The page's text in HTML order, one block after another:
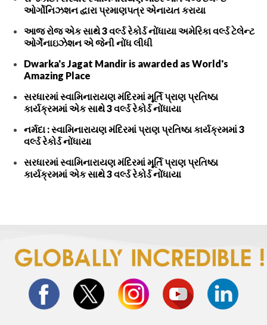
ઓર્ગોનિઝશન દ્વારા પ્રમાણપત્ર એનાયત કરાયા
આજ રોજ એક સાથે 3 વર્લ્ડ રેકોર્ડ નોંધાયા અમેરિકા વર્લ્ડ ટેલેન્ટ
ઓર્ગેનાઇઝેશન એ જેની નોંધ લીધી
Dwarka's Jagat Mandir is awarded as World's
Amazing Place
સરધારમાં સ્વામિનારાયણ મંદિરમાં મૂર્તિ પ્રાણ પ્રતિષ્ઠા
કાર્યક્રમમાં એક સાથે 3 વર્લ્ડ રેકોર્ડ નોંધાયા
નર્મદા : સ્વામિનારાયણ મંદિરમાં પ્રાણ પ્રતિષ્ઠા કાર્યક્રમમાં 3
વર્લ્ડ રેકોર્ડ નોંધાયા
સરધારમાં સ્વામિનારાયણ મંદિરમાં મૂર્તિ પ્રાણ પ્રતિષ્ઠા
કાર્યક્રમમાં એક સાથે 3 વર્લ્ડ રેકોર્ડ નોંધાયા